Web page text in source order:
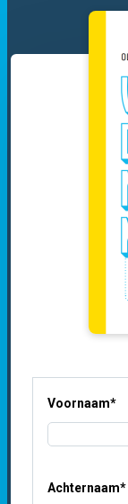
Voornaam*
Achternaam*